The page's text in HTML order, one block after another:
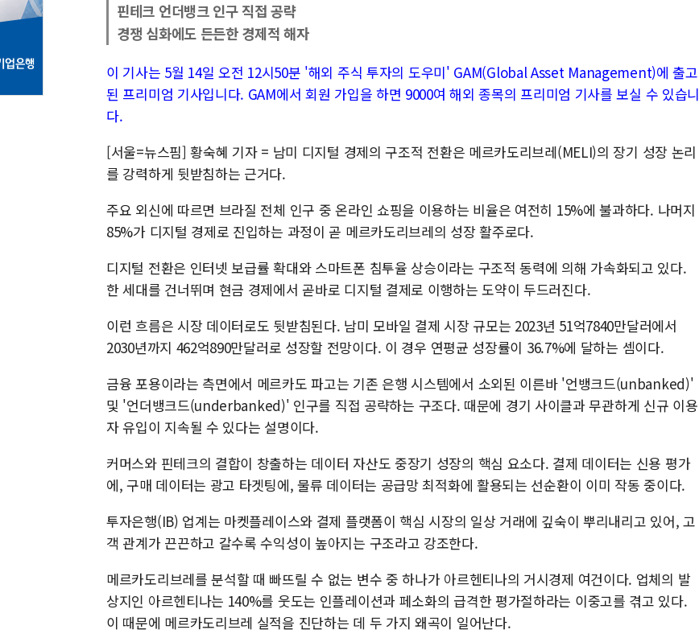
핀테크 언더뱅크 인구 직접 공략
경쟁 심화에도 든든한 경제적 해자
이 기사는 5월 14일 오전 12시50분 '해외 주식 투자의 도우미' GAM(Global Asset Management)에 출고
된 프리미엄 기사입니다. GAM에서 회원 가입을 하면 9000여 해외 종목의 프리미엄 기사를 보실 수 있습니
다.
[서울=뉴스핌] 황숙혜 기자 = 남미 디지털 경제의 구조적 전환은 메르카도리브레(MELI)의 장기 성장 논리
를 강력하게 뒷받침하는 근거다.
주요 외신에 따르면 브라질 전체 인구 중 온라인 쇼핑을 이용하는 비율은 여전히 15%에 불과하다. 나머지
85%가 디지털 경제로 진입하는 과정이 곧 메르카도리브레의 성장 활주로다.
디지털 전환은 인터넷 보급률 확대와 스마트폰 침투율 상승이라는 구조적 동력에 의해 가속화되고 있다.
한 세대를 건너뛰며 현금 경제에서 곧바로 디지털 결제로 이행하는 도약이 두드러진다.
이런 흐름은 시장 데이터로도 뒷받침된다. 남미 모바일 결제 시장 규모는 2023년 51억7840만달러에서
2030년까지 462억890만달러로 성장할 전망이다. 이 경우 연평균 성장률이 36.7%에 달하는 셈이다.
금융 포용이라는 측면에서 메르카도 파고는 기존 은행 시스템에서 소외된 이른바 '언뱅크드(unbanked)'
및 '언더뱅크드(underbanked)' 인구를 직접 공략하는 구조다. 때문에 경기 사이클과 무관하게 신규 이용
자 유입이 지속될 수 있다는 설명이다.
커머스와 핀테크의 결합이 창출하는 데이터 자산도 중장기 성장의 핵심 요소다. 결제 데이터는 신용 평가
에, 구매 데이터는 광고 타겟팅에, 물류 데이터는 공급망 최적화에 활용되는 선순환이 이미 작동 중이다.
투자은행(IB) 업계는 마켓플레이스와 결제 플랫폼이 핵심 시장의 일상 거래에 깊숙이 뿌리내리고 있어, 고
객 관계가 끈끈하고 갈수록 수익성이 높아지는 구조라고 강조한다.
메르카도리브레를 분석할 때 빠뜨릴 수 없는 변수 중 하나가 아르헨티나의 거시경제 여건이다. 업체의 발
상지인 아르헨티나는 140%를 웃도는 인플레이션과 페소화의 급격한 평가절하라는 이중고를 겪고 있다.
이 때문에 메르카도리브레 실적을 진단하는 데 두 가지 왜곡이 일어난다.